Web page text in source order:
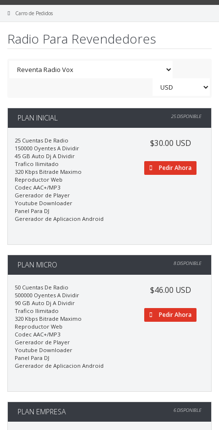
Carro de Pedidos
Radio Para Revendedores
PLAN INICIAL 25 DISPONIBLE
25 Cuentas De Radio
150000 Oyentes A Dividir
45 GB Auto Dj A Dividir
Trafico Ilimitado
320 Kbps Bitrade Maximo
Reproductor Web
Codec AAC+/MP3
Gererador de Player
Youtube Downloader
Panel Para DJ
Gererador de Aplicacion Android
$30.00 USD
Pedir Ahora
PLAN MICRO 8 DISPONIBLE
50 Cuentas De Radio
500000 Oyentes A Dividir
90 GB Auto Dj A Dividir
Trafico Ilimitado
320 Kbps Bitrade Maximo
Reproductor Web
Codec AAC+/MP3
Gererador de Player
Youtube Downloader
Panel Para DJ
Gererador de Aplicacion Android
$46.00 USD
Pedir Ahora
PLAN EMPRESA 6 DISPONIBLE